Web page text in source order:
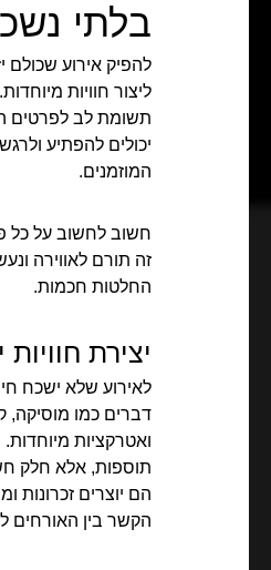
בלתי
להפיק אירוע שכולם
ליצור חוויות
תשומת לב לפרטים
יכולים להפתיע
המוזמנים.
חשוב לחשוב על כל
זה תורם לאווירה
החלטות חכמות.
יצירת חוויות
לאירוע שלא ישכח
דברים כמו מוסיקה,
ואטרקציות
תוספות, אלא חלק
הם יוצרים זכרונות
הקשר בין האורחים